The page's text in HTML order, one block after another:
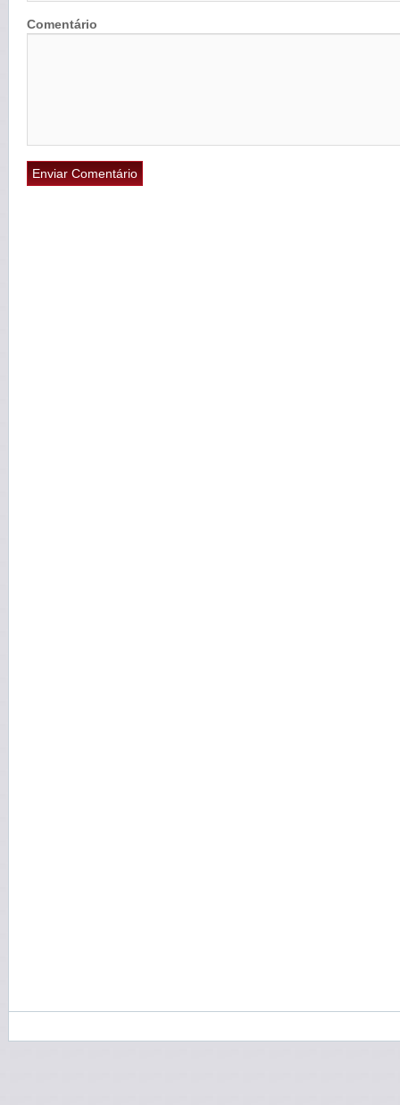
Comentário